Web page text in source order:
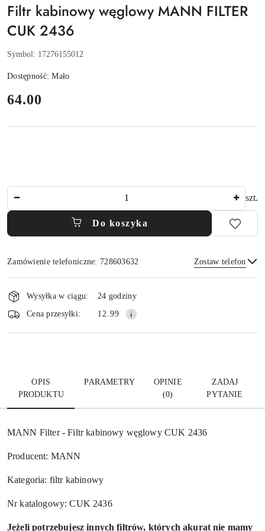
Filtr kabinowy węglowy MANN FILTER
CUK 2436
Symbol: 17276155012
Dostępność:Mało
cena:
64.00
szt.
Do koszyka
Zamówienie telefoniczne: 728603632 Zostaw telefon
Wyślij
Dostępność
i
dostawa
Wysyłka w ciągu:
24 godziny
Cena przesyłki:
12.99
OPIS
PRODUKTU
PARAMETRY
OPINIE
(0)
ZADAJ
PYTANIE
MANN Filter - Filtr kabinowy węglowy CUK 2436
Producent: MANN
Kategoria: filtr kabinowy
Nr katalogowy: CUK 2436
Jeżeli potrzebujesz innych filtrów, których akurat nie mamy